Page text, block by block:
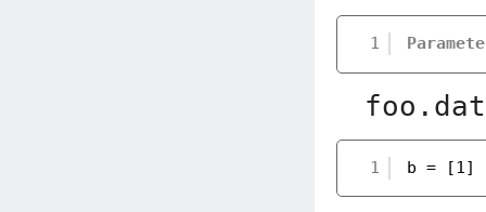
1
foo.dat
1 b = [1]